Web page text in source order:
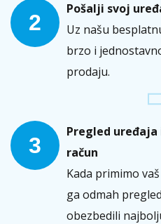
2
Pošalji svoj
Uz našu
brzo i
prodaju.
3
Pregled
račun
Kada primimo
ga odmah
obezbedili